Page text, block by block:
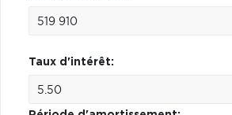
Taux d'intérêt: